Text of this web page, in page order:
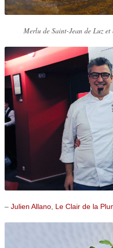
Merlu de Saint-Jean de Luz
– Julien Allano, Le Clair de la